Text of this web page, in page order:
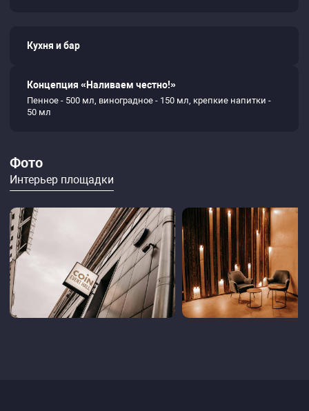
Кухня и бар
Концепция «Наливаем честно!»
Пенное - 500 мл, виноградное - 150 мл, крепкие напитки -
50 мл
Фото
Интерьер площадки